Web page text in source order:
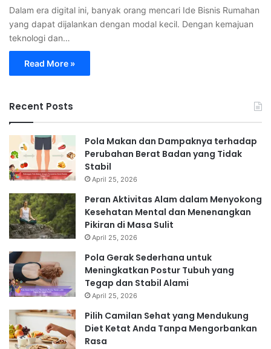
Dalam era digital ini, banyak orang mencari Ide Bisnis Rumahan
yang dapat dijalankan dengan modal kecil. Dengan kemajuan
teknologi dan…
Read More »
Recent Posts
Pola Makan dan Dampaknya terhadap
Perubahan Berat Badan yang Tidak
Stabil
April 25, 2026
Peran Aktivitas Alam dalam Menyokong
Kesehatan Mental dan Menenangkan
Pikiran di Masa Sulit
April 25, 2026
Pola Gerak Sederhana untuk
Meningkatkan Postur Tubuh yang
Tegap dan Stabil Alami
April 25, 2026
Pilih Camilan Sehat yang Mendukung
Diet Ketat Anda Tanpa Mengorbankan
Rasa